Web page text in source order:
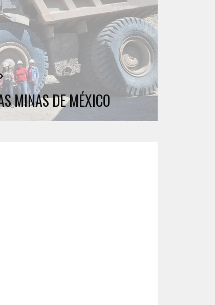
MINAS DE MÉXICO